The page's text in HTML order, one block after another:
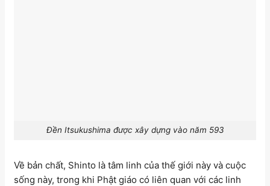
Đền Itsukushima được xây dựng vào năm 593
Về bản chất, Shinto là tâm linh của thế giới này và cuộc
sống này, trong khi Phật giáo có liên quan với các linh